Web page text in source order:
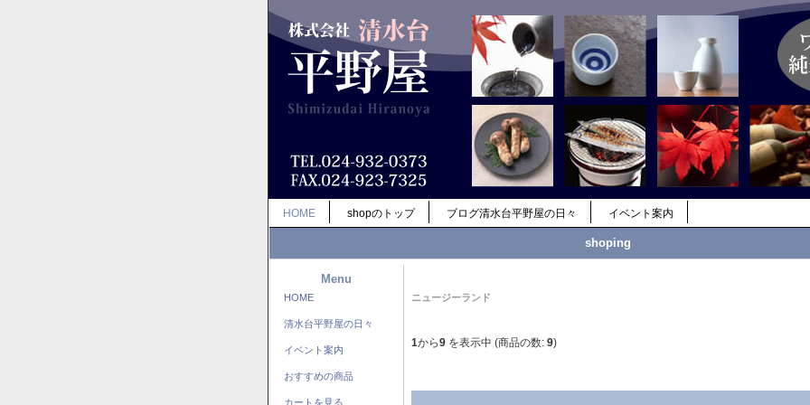
HOME shopのトップ ブログ清水台平野屋の日々 イベント案内
shoping
Menu
HOME
清水台平野屋の日々
イベント案内
おすすめの商品
カートを見る
ニュージーランド
1から9 を表示中 (商品の数: 9)